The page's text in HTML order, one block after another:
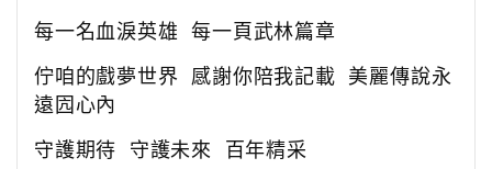
每一名血淚英雄 每一頁武林篇章
佇咱的戲夢世界 感謝你陪我記載 美麗傳說永
遠囥心內
守護期待 守護未來 百年精采